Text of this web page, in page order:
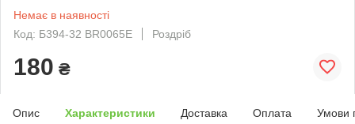
Немає в наявності
Код: Б394-32 BR0065E
Роздріб
180 ₴
Опис Характеристики Доставка Оплата Умови